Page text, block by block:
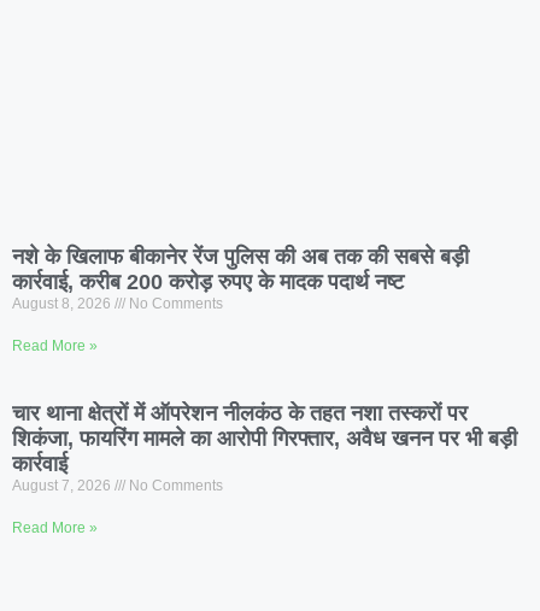
नशे के खिलाफ बीकानेर रेंज पुलिस की अब तक की सबसे बड़ी
कार्रवाई, करीब 200 करोड़ रुपए के मादक पदार्थ नष्ट
August 8, 2026 No Comments
Read More »
चार थाना क्षेत्रों में ऑपरेशन नीलकंठ के तहत नशा तस्करों पर
शिकंजा, फायरिंग मामले का आरोपी गिरफ्तार, अवैध खनन पर भी बड़ी
कार्रवाई
August 7, 2026 No Comments
Read More »